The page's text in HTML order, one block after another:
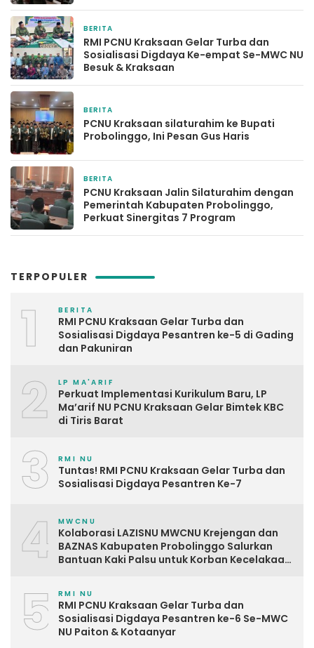
BERITA
RMI PCNU Kraksaan Gelar Turba dan
Sosialisasi Digdaya Ke-empat Se-MWC NU
Besuk & Kraksaan
BERITA
PCNU Kraksaan silaturahim ke Bupati
Probolinggo, Ini Pesan Gus Haris
BERITA
PCNU Kraksaan Jalin Silaturahim dengan
Pemerintah Kabupaten Probolinggo,
Perkuat Sinergitas 7 Program
TERPOPULER
1 BERITA
RMI PCNU Kraksaan Gelar Turba dan
Sosialisasi Digdaya Pesantren ke-5 di Gading
dan Pakuniran
2 LP MA'ARIF
Perkuat Implementasi Kurikulum Baru, LP
Ma’arif NU PCNU Kraksaan Gelar Bimtek KBC
di Tiris Barat
3 RMI NU
Tuntas! RMI PCNU Kraksaan Gelar Turba dan
Sosialisasi Digdaya Pesantren Ke-7
4 MWCNU
Kolaborasi LAZISNU MWCNU Krejengan dan
BAZNAS Kabupaten Probolinggo Salurkan
Bantuan Kaki Palsu untuk Korban Kecelakaan
5 RMI NU
RMI PCNU Kraksaan Gelar Turba dan
Sosialisasi Digdaya Pesantren ke-6 Se-MWC
NU Paiton & Kotaanyar